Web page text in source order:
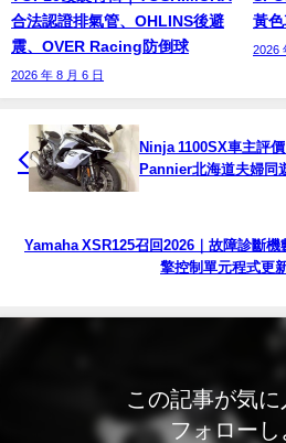
合法認證排氣管、OHLINS後避
震、OVER Racing防倒球
2026 年 8 月 6 日
黃
2026
Ninja 1100SX車主評
Pannier北海道夫婦同
Yamaha XSR125召回2026｜故障診斷機
擎控制單元程式更
この記事が気に
フォローし